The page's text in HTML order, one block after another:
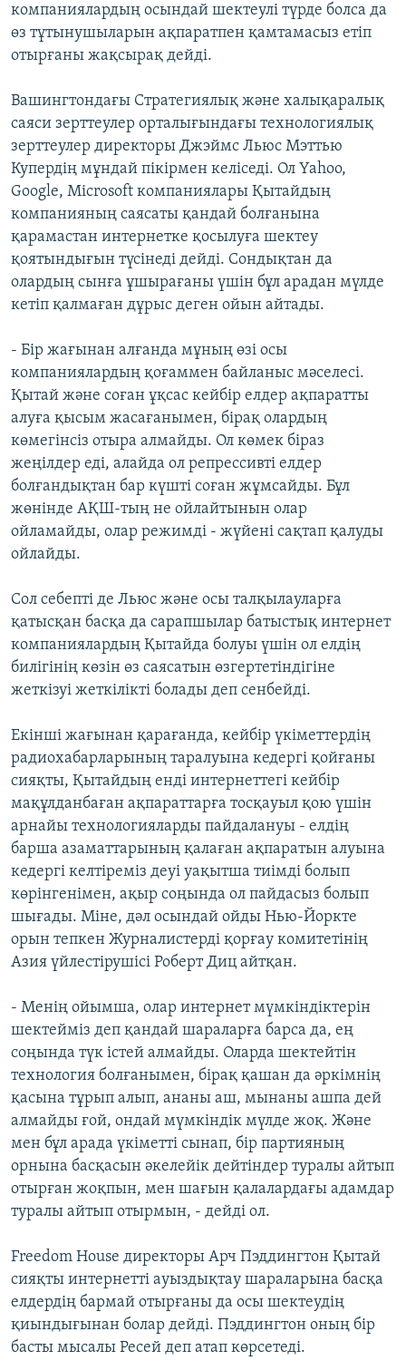
компаниялардың осындай шектеулі түрде болса да
өз тұтынушыларын ақпаратпен қамтамасыз етіп
отырғаны жақсырақ дейді.
Вашингтондағы Стратегиялық және халықаралық
саяси зерттеулер орталығындағы технологиялық
зерттеулер директоры Джэймс Льюс Мэттью
Купердің мұндай пікірмен келіседі. Ол Yahoo,
Google, Microsoft компаниялары Қытайдың
компанияның саясаты қандай болғанына
қарамастан интернетке қосылуға шектеу
қоятындығын түсінеді дейді. Сондықтан да
олардың сынға ұшырағаны үшін бұл арадан мүлде
кетіп қалмаған дұрыс деген ойын айтады.
- Бір жағынан алғанда мұның өзі осы
компаниялардың қоғаммен байланыс мәселесі.
Қытай және соған ұқсас кейбір елдер ақпаратты
алуға қысым жасағанымен, бірақ олардың
көмегінсіз отыра алмайды. Ол көмек біраз
жеңілдер еді, алайда ол репрессивті елдер
болғандықтан бар күшті соған жұмсайды. Бұл
жөнінде АҚШ-тың не ойлайтынын олар
ойламайды, олар режимді - жүйені сақтап қалуды
ойлайды.
Сол себепті де Льюс және осы талқылауларға
қатысқан басқа да сарапшылар батыстық интернет
компаниялардың Қытайда болуы үшін ол елдің
билігінің көзін өз саясатын өзгертетіндігіне
жеткізуі жеткілікті болады деп сенбейді.
Екінші жағынан қарағанда, кейбір үкіметтердің
радиохабарларының таралуына кедергі қойғаны
сияқты, Қытайдың енді интернеттегі кейбір
мақұлданбаған ақпараттарға тосқауыл қою үшін
арнайы технологияларды пайдалануы - елдің
барша азаматтарының қалаған ақпаратын алуына
кедергі келтіреміз деуі уақытша тиімді болып
көрінгенімен, ақыр соңында ол пайдасыз болып
шығады. Міне, дәл осындай ойды Нью-Йоркте
орын тепкен Журналистерді қорғау комитетінің
Азия үйлестірушісі Роберт Диц айтқан.
- Менің ойымша, олар интернет мүмкіндіктерін
шектейміз деп қандай шараларға барса да, ең
соңында түк істей алмайды. Оларда шектейтін
технология болғанымен, бірақ қашан да әркімнің
қасына тұрып алып, ананы аш, мынаны ашпа дей
алмайды ғой, ондай мүмкіндік мүлде жоқ. Және
мен бұл арада үкіметті сынап, бір партияның
орнына басқасын әкелейік дейтіндер туралы айтып
отырған жоқпын, мен шағын қалалардағы адамдар
туралы айтып отырмын, - дейді ол.
Freedom House директоры Арч Пэддингтон Қытай
сияқты интернетті ауыздықтау шараларына басқа
елдердің бармай отырғаны да осы шектеудің
қиындығынан болар дейді. Пэддингтон оның бір
басты мысалы Ресей деп атап көрсетеді.